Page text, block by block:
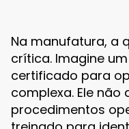
Na manufatura, a
crítica. Imagine
certificado para
complexa. Ele não
procedimentos